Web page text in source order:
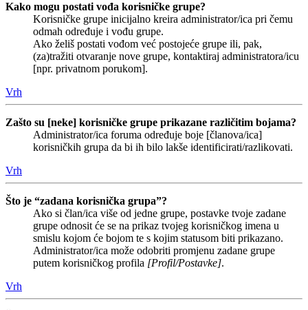
Kako mogu postati vođa korisničke grupe?
Korisničke grupe inicijalno kreira administrator/ica pri čemu
odmah određuje i vođu grupe.
Ako želiš postati vođom već postojeće grupe ili, pak,
(za)tražiti otvaranje nove grupe, kontaktiraj administratora/icu
[npr. privatnom porukom].
Vrh
Zašto su [neke] korisničke grupe prikazane različitim bojama?
Administrator/ica foruma određuje boje [članova/ica]
korisničkih grupa da bi ih bilo lakše identificirati/razlikovati.
Vrh
Što je “zadana korisnička grupa”?
Ako si član/ica više od jedne grupe, postavke tvoje zadane
grupe odnosit će se na prikaz tvojeg korisničkog imena u
smislu kojom će bojom te s kojim statusom biti prikazano.
Administrator/ica može odobriti promjenu zadane grupe
putem korisničkog profila [Profil/Postavke].
Vrh